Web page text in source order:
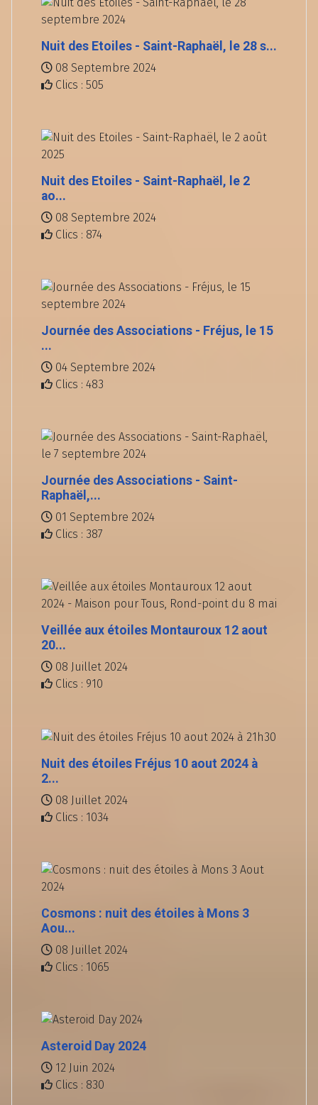
Nuit des Etoiles - Saint-Raphaël, le 28 s...
08 Septembre 2024
Clics : 505
Nuit des Etoiles - Saint-Raphaël, le 2
ao...
08 Septembre 2024
Clics : 874
Journée des Associations - Fréjus, le 15
...
04 Septembre 2024
Clics : 483
Journée des Associations - Saint-
Raphaël,...
01 Septembre 2024
Clics : 387
Veillée aux étoiles Montauroux 12 aout
20...
08 Juillet 2024
Clics : 910
Nuit des étoiles Fréjus 10 aout 2024 à
2...
08 Juillet 2024
Clics : 1034
Cosmons : nuit des étoiles à Mons 3
Aou...
08 Juillet 2024
Clics : 1065
Asteroid Day 2024
12 Juin 2024
Clics : 830